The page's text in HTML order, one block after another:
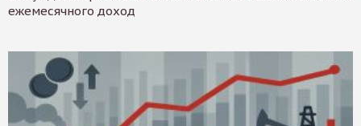
ежемесячного доход